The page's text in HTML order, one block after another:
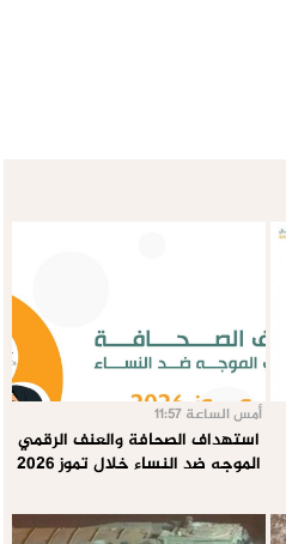
أمس الساعة 11:57
استهداف الصحافة والعنف الرقمي
الموجه ضد النساء خلال تموز 2026